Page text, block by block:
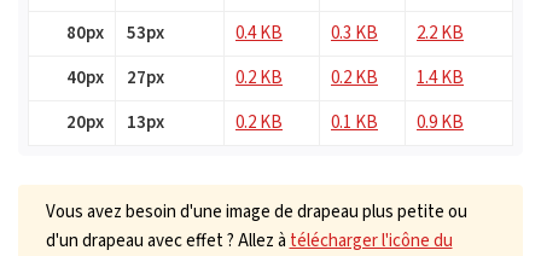
80px
53px 0.4 KB 0.3 KB
2.2 KB
40px
27px 0.2 KB 0.2 KB
1.4 KB
20px
13px 0.2 KB 0.1 KB 0.9 KB
Vous avez besoin d'une image de drapeau plus petite ou
d'un drapeau avec effet ? Allez àtélécharger l'icône du